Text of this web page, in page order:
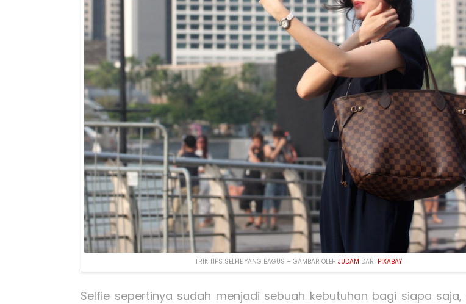
TRIK TIPS SELFIE YANG BAGUS – GAMBAR OLEH JUDAM DARI PIXABAY
Selfie sepertinya sudah menjadi sebuah kebutuhan bagi siapa